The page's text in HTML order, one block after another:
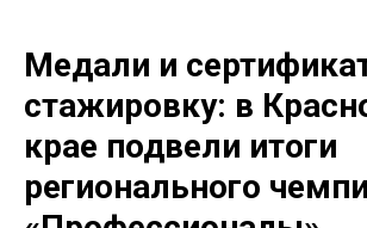
Медали и
стажировку: в
крае подвели итоги
регионального